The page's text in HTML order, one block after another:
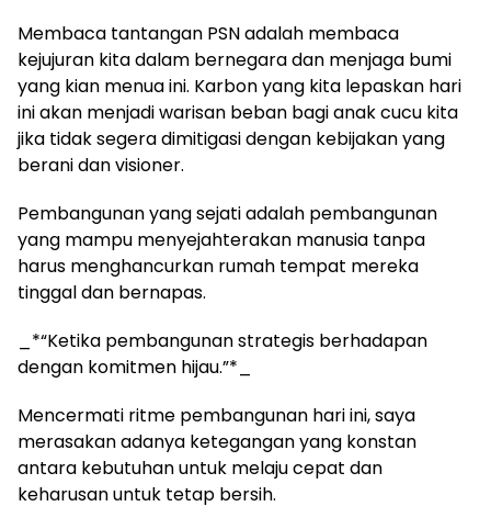
Membaca tantangan PSN adalah membaca
kejujuran kita dalam bernegara dan menjaga bumi
yang kian menua ini. Karbon yang kita lepaskan hari
ini akan menjadi warisan beban bagi anak cucu kita
jika tidak segera dimitigasi dengan kebijakan yang
berani dan visioner.
Pembangunan yang sejati adalah pembangunan
yang mampu menyejahterakan manusia tanpa
harus menghancurkan rumah tempat mereka
tinggal dan bernapas.
_*“Ketika pembangunan strategis berhadapan
dengan komitmen hijau.”*_
Mencermati ritme pembangunan hari ini, saya
merasakan adanya ketegangan yang konstan
antara kebutuhan untuk melaju cepat dan
keharusan untuk tetap bersih.